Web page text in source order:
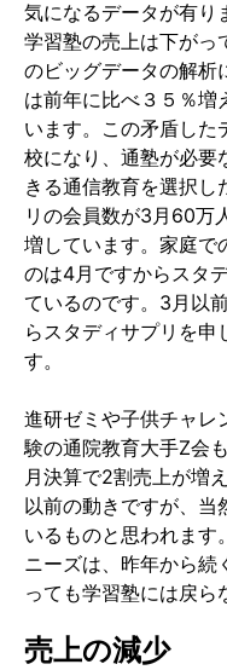
気になるデータが有り
学習塾の売上は下がっ
のビッグデータの解析
は前年に比べ３５％増
います。この矛盾した
校になり、通塾が必要
きる通信教育を選択
リの会員数が3月 60万
増しています。家庭で
のは4月ですからスタ
ているのです。 3月以
らスタディサプリを
す。
進研ゼミや子供チャレ
験の通院教育大手Z会
月決算で2割売上が増
以前の動きですが、当
いるものと思われます
ニーズは、昨年から続
っても学習塾には戻ら
売上の減少